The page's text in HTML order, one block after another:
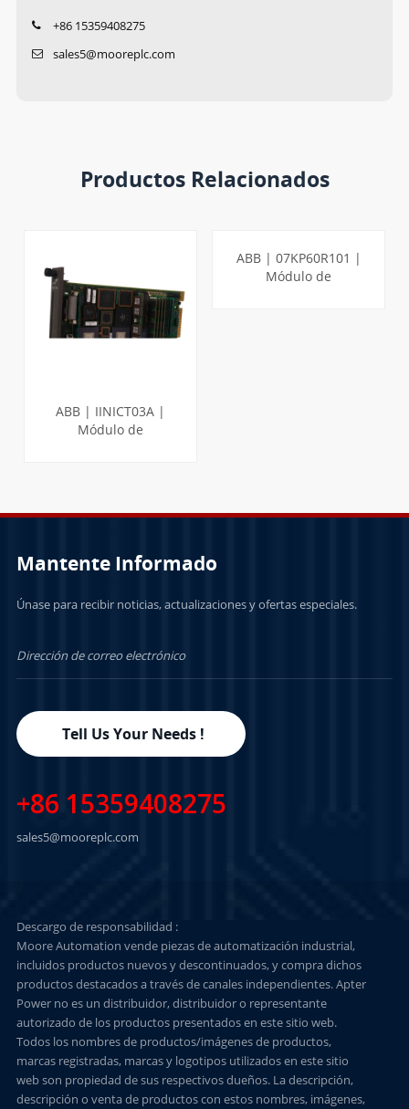
+86 15359408275
sales5@mooreplc.com
Productos Relacionados
ABB | IINICT03A |
Módulo de
ABB | 07KP60R101 |
Módulo de
Mantente Informado
Únase para recibir noticias, actualizaciones y ofertas especiales.
Tell Us Your Needs !
+86 15359408275
sales5@mooreplc.com
Descargo de responsabilidad :
Moore Automation vende piezas de automatización industrial,
incluidos productos nuevos y descontinuados, y compra dichos
productos destacados a través de canales independientes. Apter
Power no es un distribuidor, distribuidor o representante
autorizado de los productos presentados en este sitio web.
Todos los nombres de productos/imágenes de productos,
marcas registradas, marcas y logotipos utilizados en este sitio
web son propiedad de sus respectivos dueños. La descripción,
descripción o venta de productos con estos nombres, imágenes,